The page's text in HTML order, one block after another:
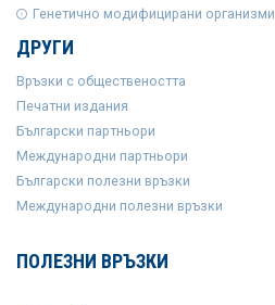
Генетично модифицирани организми
ДРУГИ
Връзки с обществеността
Печатни издания
Български партньори
Международни партньори
Български полезни връзки
Международни полезни връзки
ПОЛЕЗНИ ВРЪЗКИ